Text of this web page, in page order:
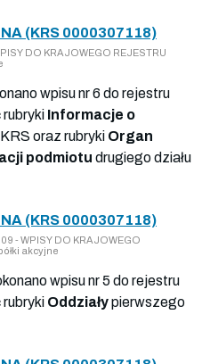
(KRS 0000307118)
DO KRAJOWEGO REJESTRU
wpisu nr 6 do rejestru
Informacje o
oraz rubryki Organ
podmiotu drugiego działu
(KRS 0000307118)
- WPISY DO KRAJOWEGO
akcyjne
wpisu nr 5 do rejestru
Oddziałypierwszego